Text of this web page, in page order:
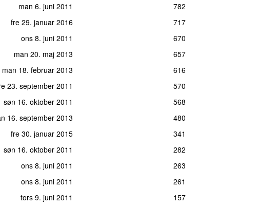
man 6. juni 2011
782
fre 29. januar 2016
717
ons 8. juni 2011
670
man 20. maj 2013
657
man 18. februar 2013
616
23. september 2011
570
søn 16. oktober 2011
568
16. september 2013
480
fre 30. januar 2015
341
søn 16. oktober 2011
282
ons 8. juni 2011
263
ons 8. juni 2011
261
tors 9. juni 2011
157